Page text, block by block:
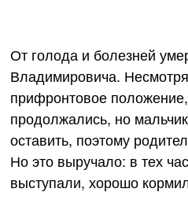
От голода и болезней
Владимировича.
прифронтовое
продолжались, но
оставить, поэтому
Но это выручало: в тех
выступали, хорошо